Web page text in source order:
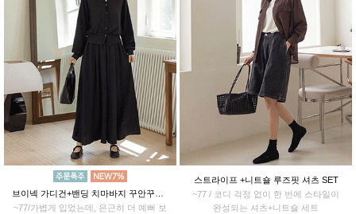
~77/가볍게 입었는데, 은근히 더 예뻐 보
스트라이프 +니트숄 루즈핏 셔츠 SET
~77 / 코디 걱정 없이 한 번에 스타일이
완성되는 셔츠+니트숄 세트